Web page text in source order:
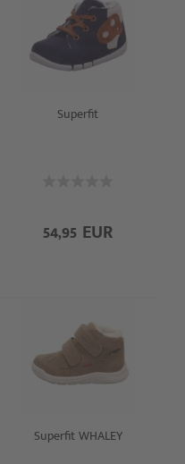
Superfit
54,95 EUR
Superfit WHALEY